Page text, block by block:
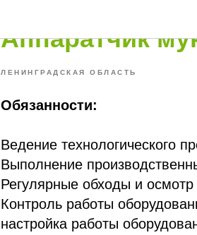
Аппаратчик
ЛЕНИНГРАДСКАЯ ОБЛАСТЬ
Обязанности:
Ведение технологического
Выполнение
Регулярные обходы и осмотр
Контроль работы
настройка работы